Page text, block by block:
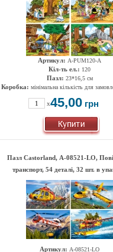
Артикул: A-РUМ120-A
Кіл-ть ел.: 120
Пазл: 23*16,5 см
Коробка: мінімальна кількість для
x45,00 грн
Пазл Castorland, А-08521-LO,
транспорт, 54 деталі, 32 шт. в
Артикул: А-08521-LO